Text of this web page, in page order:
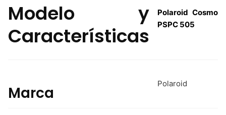
Modelo y
Características
Polaroid Cosmo
PSPC 505
Marca Polaroid